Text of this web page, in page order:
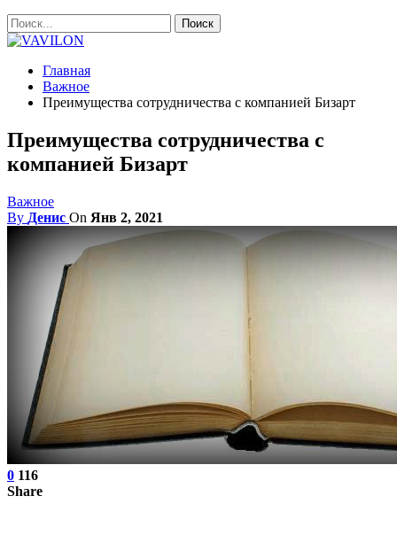
Главная
Важное
Преимущества сотрудничества с компанией Бизарт
Преимущества сотрудничества с
компанией Бизарт
Важное
By Денис On Янв 2, 2021
0 116
Share